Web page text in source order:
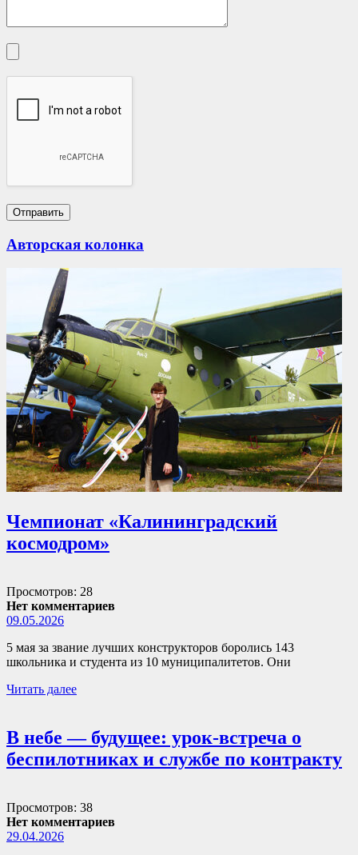
Авторская колонка
Чемпионат «Калининградский
космодром»
Просмотров: 28
Нет комментариев
09.05.2026
5 мая за звание лучших конструкторов боролись 143
школьника и студента из 10 муниципалитетов. Они
Читать далее
В небе — будущее: урок-встреча о
беспилотниках и службе по контракту
Просмотров: 38
Нет комментариев
29.04.2026